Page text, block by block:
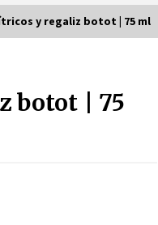
y regaliz botot | 75 ml
botot | 75